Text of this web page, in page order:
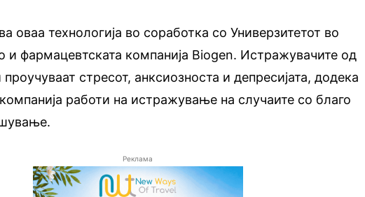
оваа технологија во соработка со Универзитетот во
и фармацевтската компанија Biogen. Истражувачите од
проучуваат стресот, анксиозноста и депресијата, додека
работи на истражување на случаите со благо
Реклама